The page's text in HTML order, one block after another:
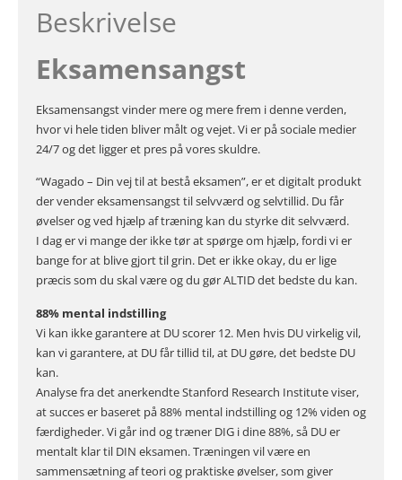
Beskrivelse
Eksamensangst
Eksamensangst vinder mere og mere frem i denne verden,
hvor vi hele tiden bliver målt og vejet. Vi er på sociale medier
24/7 og det ligger et pres på vores skuldre.
“Wagado – Din vej til at bestå eksamen”, er et digitalt produkt
der vender eksamensangst til selvværd og selvtillid. Du får
øvelser og ved hjælp af træning kan du styrke dit selvværd.
I dag er vi mange der ikke tør at spørge om hjælp, fordi vi er
bange for at blive gjort til grin. Det er ikke okay, du er lige
præcis som du skal være og du gør ALTID det bedste du kan.
88% mental indstilling
Vi kan ikke garantere at DU scorer 12. Men hvis DU virkelig vil,
kan vi garantere, at DU får tillid til, at DU gøre, det bedste DU
kan.
Analyse fra det anerkendte Stanford Research Institute viser,
at succes er baseret på 88% mental indstilling og 12% viden og
færdigheder. Vi går ind og træner DIG i dine 88%, så DU er
mentalt klar til DIN eksamen. Træningen vil være en
sammensætning af teori og praktiske øvelser, som giver